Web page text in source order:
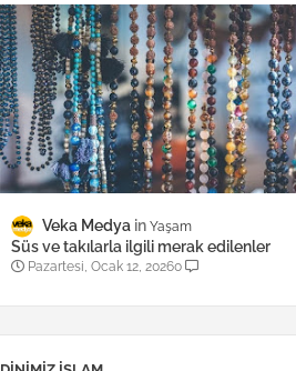
Veka Medya Yaşam
Süs ve takılarla ilgili merak edilenler
Pazartesi, Ocak 12, 20260